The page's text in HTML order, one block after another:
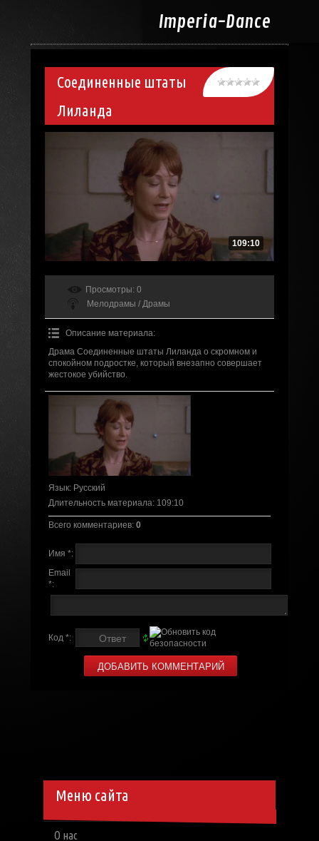
Imperia-Dance
Соединенные штаты
Лиланда
109:10
Просмотры: 0
Мелодрамы / Драмы
Описание материала:
Драма Соединенные штаты Лиланда о скромном и
спокойном подростке, который внезапно совершает
жестокое убийство.
Язык: Русский
Длительность материала: 109:10
Всего комментариев: 0
Имя *:
Email
*:
Код *:
Меню сайта
О нас